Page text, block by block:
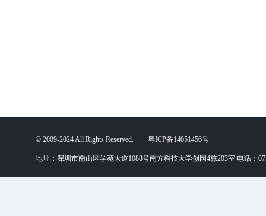
© 2009-2024 All Rights Reserved. 粤ICP备14051456号
地址：深圳市南山区学苑大道1088号南方科技大学创园4栋203室 电话：